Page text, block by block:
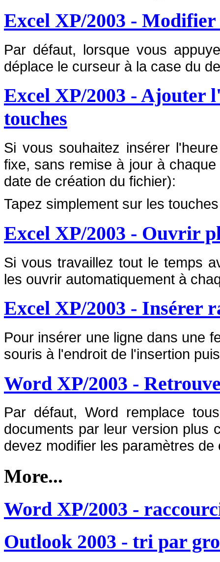
Excel XP/2003 -
Par défaut, lorsque vous
déplace le curseur à la case du
Excel XP/2003 - Ajouter
touches
Si vous souhaitez insérer
fixe, sans remise à jour à
date de création du fichier):
Tapez simplement sur les
Excel XP/2003 - Ouvrir
Si vous travaillez tout le temps
les ouvrir automatiquement à
Excel XP/2003 - Insérer
Pour insérer une ligne dans une
souris à l'endroit de l'insertion
Word XP/2003 -
Par défaut, Word remplace
documents par leur version plus
devez modifier les paramètres
More...
Word XP/2003 -
Outlook 2003 - tri par